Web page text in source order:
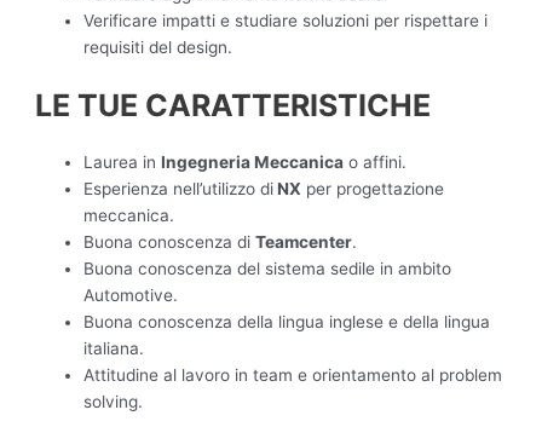
Verificare impatti e studiare soluzioni per rispettare i
requisiti del design.
LE TUE CARATTERISTICHE
Laurea inIngegneria Meccanica o affini.
Esperienza nell’utilizzo diNX per progettazione
meccanica.
Buona conoscenza diTeamcenter.
Buona conoscenza del sistema sedile in ambito
Automotive.
Buona conoscenza della lingua inglese e della lingua
italiana.
Attitudine al lavoro in team e orientamento al problem
solving.